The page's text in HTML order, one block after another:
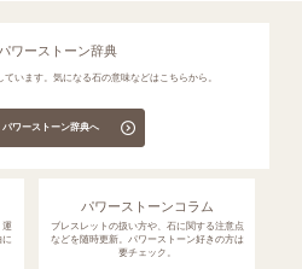
ワーストーン辞典
います。気になる石の意味などはこちらから。
パワーストーン辞典へ
運
に
パワーストーンコラム
ブレスレットの扱い方や、石に関する注意点
などを随時更新。パワーストーン好きの方は
要チェック。